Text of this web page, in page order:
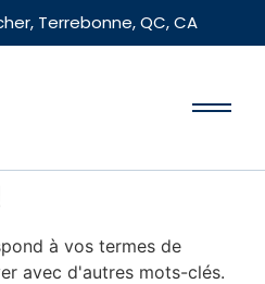
Terrebonne, QC, CA
à vos termes de
avec d'autres mots-clés.